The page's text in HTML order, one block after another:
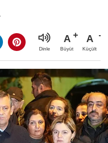
Dinle
A
Büyüt
A
Küçült